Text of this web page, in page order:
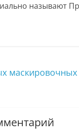
называют
маскировочных